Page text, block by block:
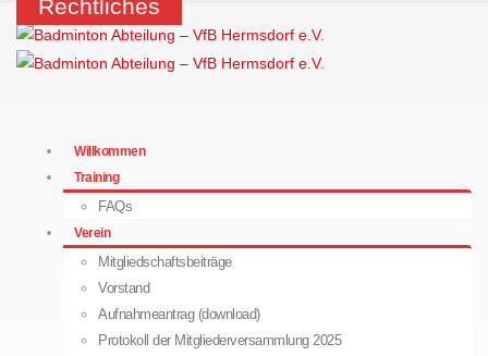
Willkommen
Training
FAQs
Verein
Mitgliedschaftsbeiträge
Vorstand
Aufnahmeantrag (download)
Protokoll der Mitgliederversammlung 2025
Rechtliches